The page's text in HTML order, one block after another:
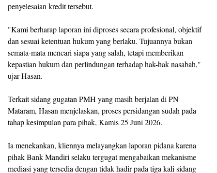
penyelesaian kredit tersebut.
‎"Kami berharap laporan ini diproses secara profesional, objektif
dan sesuai ketentuan hukum yang berlaku. Tujuannya bukan
semata-mata mencari siapa yang salah, tetapi memberikan
kepastian hukum dan perlindungan terhadap hak-hak nasabah,"
ujar Hasan.
‎Terkait sidang gugatan PMH yang masih berjalan di PN
Mataram, Hasan menjelaskan, proses persidangan sudah pada
tahap kesimpulan para pihak, Kamis 25 Juni 2026.
‎Ia menekankan, kliennya melayangkan laporan pidana karena
pihak Bank Mandiri selaku tergugat mengabaikan mekanisme
mediasi yang tersedia dengan tidak hadir pada tiga kali sidang